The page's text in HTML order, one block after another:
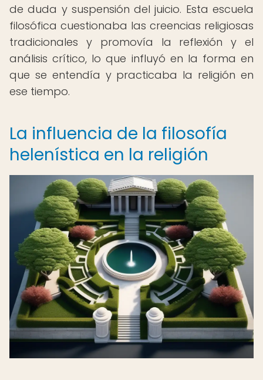
de duda y suspensión del juicio. Esta escuela
filosófica cuestionaba las creencias religiosas
tradicionales y promovía la reflexión y el
análisis crítico, lo que influyó en la forma en
que se entendía y practicaba la religión en
ese tiempo.
La influencia de la filosofía
helenística en la religión